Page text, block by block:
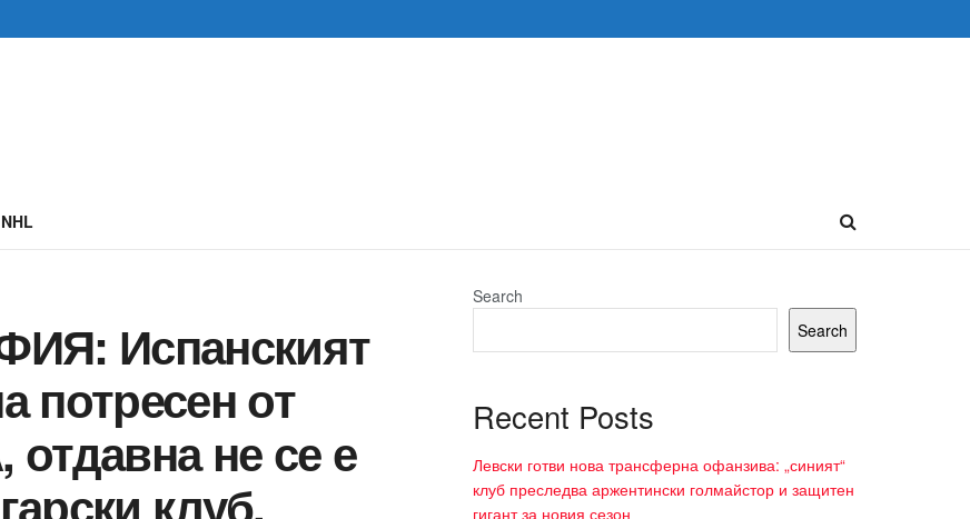
NHL
Испанският
потресен от
не се е
клуб.
Search
Search
Recent Posts
Левски готви нова трансферна офанзива: „синият“
клуб преследва аржентински голмайстор и защитен
гигант за новия сезон